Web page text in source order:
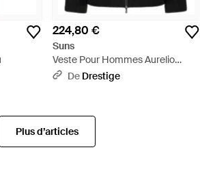
224,80 €
Suns
Veste Pour Hommes Aurelio
Velour Noir - Noir
De Drestige
Plus d’articles